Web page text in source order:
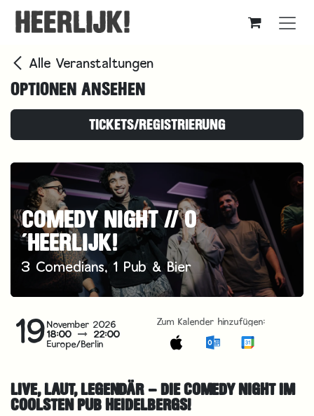
Zum Inhalt springen
Alle Veranstaltungen
OPTIONEN ANSEHEN
TICKETS/REGISTRIERUNG
COMEDY NIGHT // O
´HEERLIJK!
3 Comedians, 1 Pub & Bier
19November 2026
18:00 22:00
Europe/Berlin
Zum Kalender hinzufügen:
LIVE, LAUT, LEGENDÄR – DIE COMEDY NIGHT IM
COOLSTEN PUB HEIDELBERGS!